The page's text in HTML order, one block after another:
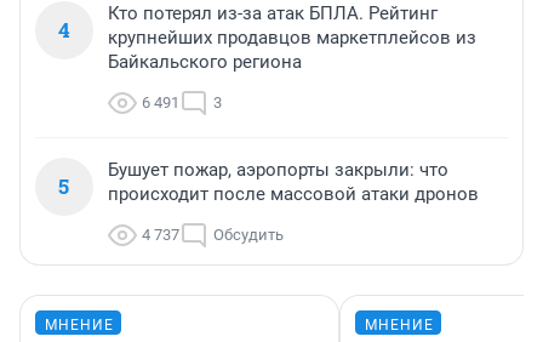
4
Кто потерял из-за атак БПЛА. Рейтинг
крупнейших продавцов маркетплейсов из
Байкальского региона
6 491 3
5
Бушует пожар, аэропорты закрыли: что
происходит после массовой атаки дронов
4 737 Обсудить
МНЕНИЕ МНЕНИЕ